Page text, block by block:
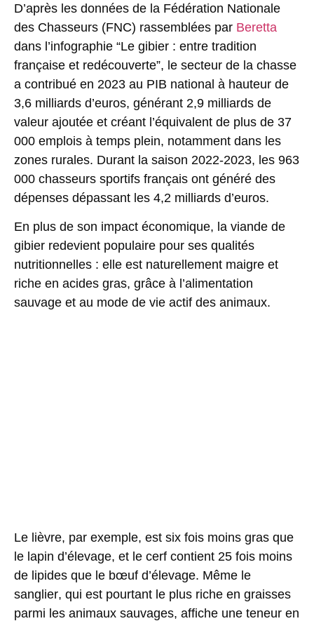
D’après les données de la Fédération Nationale
des Chasseurs (FNC) rassemblées par Beretta
dans l’infographie “Le gibier : entre tradition
française et redécouverte”, le secteur de la chasse
a contribué en 2023 au PIB national à hauteur de
3,6 milliards d’euros, générant 2,9 milliards de
valeur ajoutée et créant l’équivalent de plus de 37
000 emplois à temps plein, notamment dans les
zones rurales. Durant la saison 2022-2023, les 963
000 chasseurs sportifs français ont généré des
dépenses dépassant les 4,2 milliards d’euros.
En plus de son impact économique, la viande de
gibier redevient populaire pour ses qualités
nutritionnelles : elle est naturellement maigre et
riche en acides gras, grâce à l’alimentation
sauvage et au mode de vie actif des animaux.
Le lièvre, par exemple, est six fois moins gras que
le lapin d’élevage, et le cerf contient 25 fois moins
de lipides que le bœuf d’élevage. Même le
sanglier, qui est pourtant le plus riche en graisses
parmi les animaux sauvages, affiche une teneur en